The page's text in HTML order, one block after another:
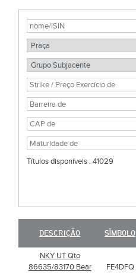
Títulos disponíveis : 41029
DESCRIÇÃO SÍMBOLO
NKY UT Qto
86635/83170 Bear
FE4DFQ